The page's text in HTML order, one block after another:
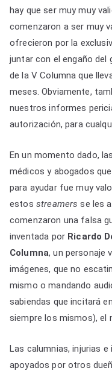
hay que ser muy muy
comenzaron a ser muy
ofrecieron por la
juntar con el engaño del
de la V Columna que
meses. Obviamente,
nuestros informes
autorización, para
En un momento dado,
médicos y abogados
para ayudar fue muy
estos streamers se les
comenzaron una falsa
inventada por Ricardo
Columna, un personaje
imágenes, que no
mismo o mandando
sabiendas que incitará
siempre los mismos), el
Las calumnias, injurias
apoyados por otros